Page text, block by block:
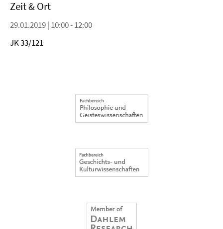
Zeit & Ort
29.01.2019 | 10:00 - 12:00
JK 33/121